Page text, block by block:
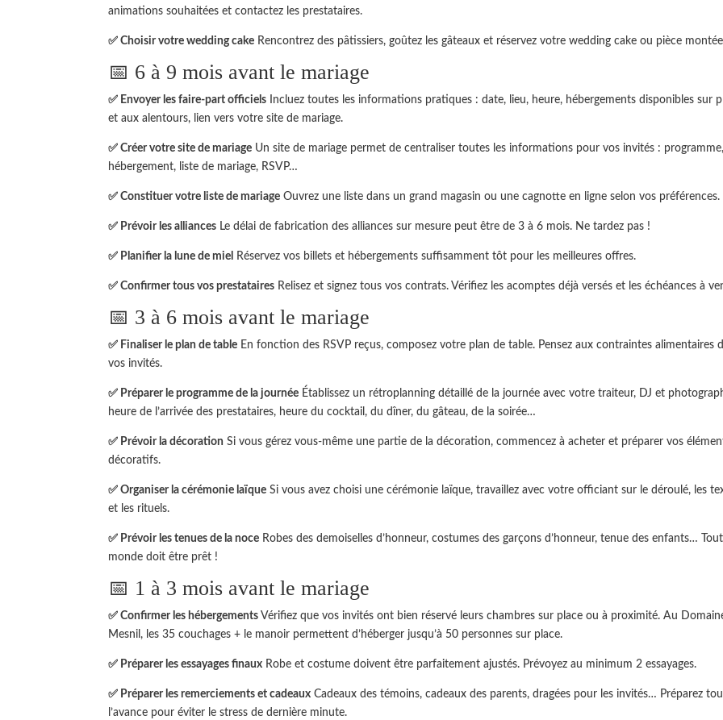
animations souhaitées et contactez les prestataires.
✅ Choisir votre wedding cake Rencontrez des pâtissiers, goûtez les gâteaux et réservez votre wedding cake ou pièce
📅 6 à 9 mois avant le mariage
✅ Envoyer les faire-part officiels Incluez toutes les informations pratiques : date, lieu, heure, hébergements disponibles sur
et aux alentours, lien vers votre site de mariage.
✅ Créer votre site de mariage Un site de mariage permet de centraliser toutes les informations pour vos invités : programme,
hébergement, liste de mariage, RSVP…
✅ Constituer votre liste de mariage Ouvrez une liste dans un grand magasin ou une cagnotte en ligne selon vos préférences.
✅ Prévoir les alliances Le délai de fabrication des alliances sur mesure peut être de 3 à 6 mois. Ne tardez pas !
✅ Planifier la lune de miel Réservez vos billets et hébergements suffisamment tôt pour les meilleures offres.
✅ Confirmer tous vos prestataires Relisez et signez tous vos contrats. Vérifiez les acomptes déjà versés et les échéances à
📅 3 à 6 mois avant le mariage
✅ Finaliser le plan de table En fonction des RSVP reçus, composez votre plan de table. Pensez aux contraintes alimentaires
vos invités.
✅ Préparer le programme de la journée Établissez un rétroplanning détaillé de la journée avec votre traiteur, DJ et
heure de l’arrivée des prestataires, heure du cocktail, du dîner, du gâteau, de la soirée…
✅ Prévoir la décoration Si vous gérez vous-même une partie de la décoration, commencez à acheter et préparer vos
décoratifs.
✅ Organiser la cérémonie laïque Si vous avez choisi une cérémonie laïque, travaillez avec votre officiant sur le déroulé, les
et les rituels.
✅ Prévoir les tenues de la noce Robes des demoiselles d’honneur, costumes des garçons d’honneur, tenue des enfants…
monde doit être prêt !
📅 1 à 3 mois avant le mariage
✅ Confirmer les hébergements Vérifiez que vos invités ont bien réservé leurs chambres sur place ou à proximité. Au
Mesnil, les 35 couchages + le manoir permettent d’héberger jusqu’à 50 personnes sur place.
✅ Préparer les essayages finaux Robe et costume doivent être parfaitement ajustés. Prévoyez au minimum 2 essayages.
✅ Préparer les remerciements et cadeaux Cadeaux des témoins, cadeaux des parents, dragées pour les invités… Préparez
l’avance pour éviter le stress de dernière minute.